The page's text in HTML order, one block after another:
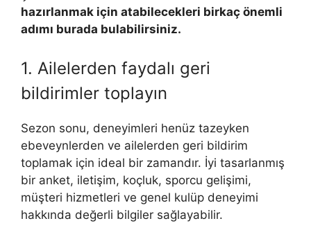
hazırlanmak için atabilecekleri birkaç önemli
adımı burada bulabilirsiniz.
1. Ailelerden faydalı geri
bildirimler toplayın
Sezon sonu, deneyimleri henüz tazeyken
ebeveynlerden ve ailelerden geri bildirim
toplamak için ideal bir zamandır. İyi tasarlanmış
bir anket, iletişim, koçluk, sporcu gelişimi,
müşteri hizmetleri ve genel kulüp deneyimi
hakkında değerli bilgiler sağlayabilir.